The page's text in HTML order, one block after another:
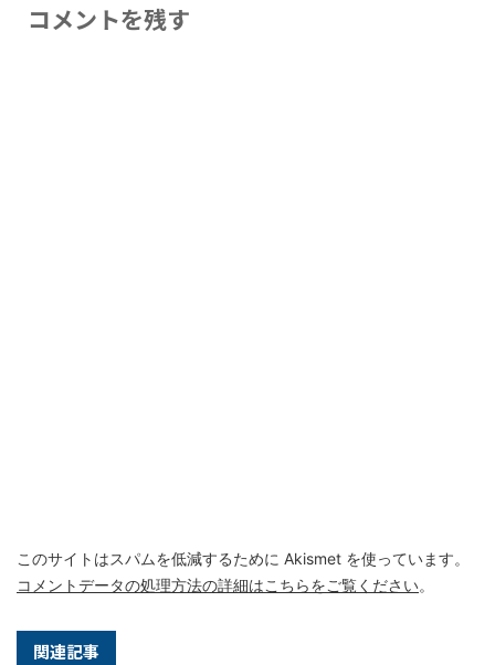
コメントを残す
このサイトはスパムを低減するために Akismet を使っています。
コメントデータの処理方法の詳細はこちらをご覧ください。
関連記事